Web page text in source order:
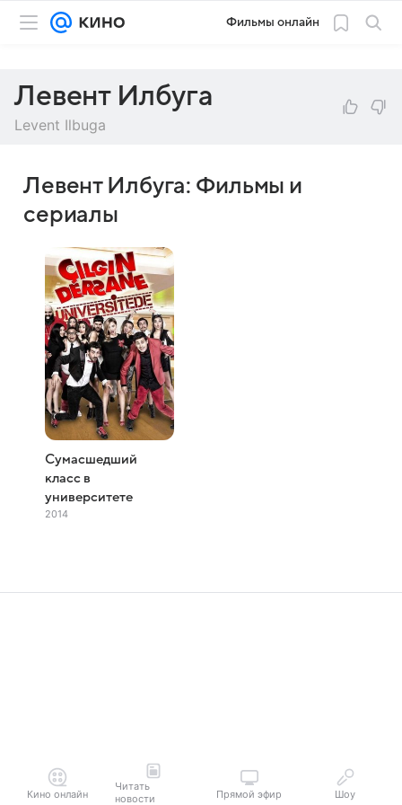
Фильмы онлайн
Левент Илбуга
Levent Ilbuga
Левент Илбуга: Фильмы и
сериалы
Сумасшедший
класс в
университете
2014
Кино онлайн
Читать
новости
Прямой эфир Шоу